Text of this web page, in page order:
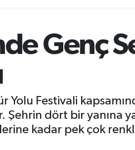
Genç
Yolu Festivali
dört bir yanına
kadar pek çok